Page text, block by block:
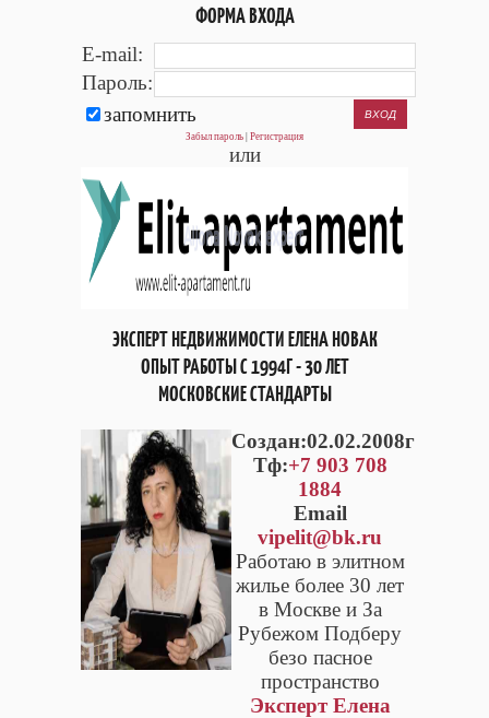
ФОРМА ВХОДА
E-mail:
Пароль:
запомнить
Забыл пароль Регистрация
или
ЭКСПЕРТ НЕДВИЖИМОСТИ ЕЛЕНА НОВАК
ОПЫТ РАБОТЫ С 1994Г - 30 ЛЕТ
МОСКОВСКИЕ СТАНДАРТЫ
Cоздан:02.02.2008г
Тф:+7 903 708
1884
Email
vipelit@bk.ru
Работаю в элитном
жилье более 30 лет
в Москве и За
Рубежом Подберу
безо пасное
пространство
Эксперт Елена